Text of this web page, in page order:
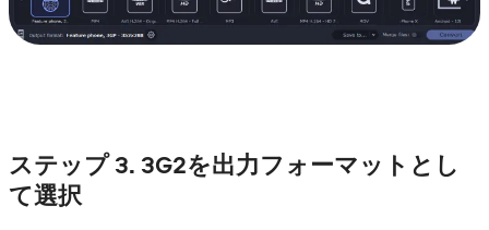
ステップ 3. 3G2を出力フォーマットとし
て選択